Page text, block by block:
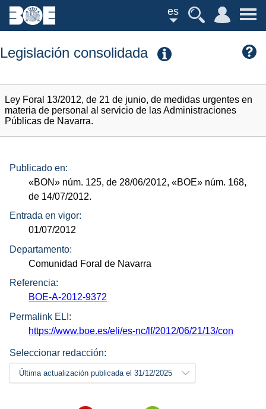
es
Legislación consolidada
Ley Foral 13/2012, de 21 de junio, de medidas urgentes en
materia de personal al servicio de las Administraciones
Públicas de Navarra.
Publicado en:
«BON» núm. 125, de 28/06/2012,«BOE» núm. 168,
de 14/07/2012.
Entrada en vigor:
01/07/2012
Departamento:
Comunidad Foral de Navarra
Referencia:
BOE-A-2012-9372
Permalink ELI:
https://www.boe.es/eli/es-nc/lf/2012/06/21/13/con
Seleccionar redacción:
Última actualización publicada el 31/12/2025